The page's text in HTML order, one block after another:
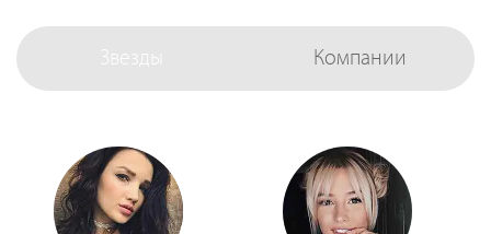
Звезды Компании